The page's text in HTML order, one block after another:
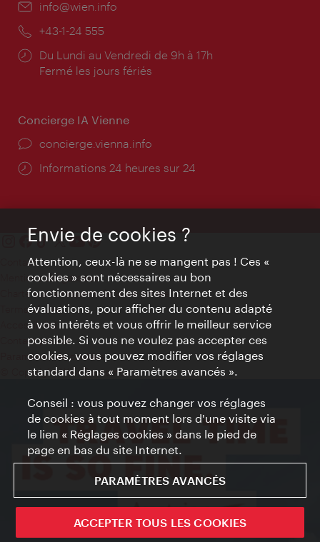
E-
info@wien.info
Téléphone:
+43-1-24 555
Horaires
d'ouverture:
Du Lundi au Vendredi de 9h à 17h
Fermé les jours fériés
Concierge IA Vienne
Ort:
concierge.vienna.info
Öffnungszeiten:
Informations 24 heures sur 24
Contact
Mentions obligatoires
Charte sur le respect de la vie privée
Terms of Use
Accessibilité
Contact presse
Paramètres de cookies
© Copyright WienTourismus
Envie de cookies ?
Attention, ceux-là ne se mangent pas ! Ces «
cookies » sont nécessaires au bon
fonctionnement des sites Internet et des
évaluations, pour afficher du contenu adapté
à vos intérêts et vous offrir le meilleur service
possible. Si vous ne voulez pas accepter ces
cookies, vous pouvez modifier vos réglages
standard dans « Paramètres avancés ».
Conseil : vous pouvez changer vos réglages
de cookies à tout moment lors d'une visite via
le lien « Réglages cookies » dans le pied de
page en bas du site Internet.
PARAMÈTRES AVANCÉS
ACCEPTER TOUS LES COOKIES